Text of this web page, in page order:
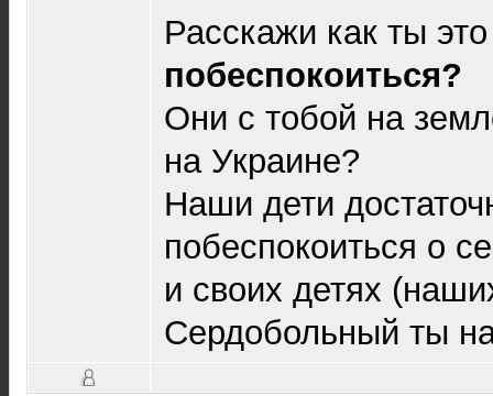
Расскажи как ты
побеспокоиться?
Они с тобой на
на Украине?
Наши дети
побеспокоиться о
и своих детях
Сердобольный ты